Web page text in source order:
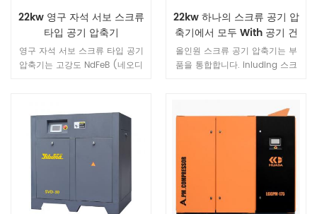
22kw 영구 자석 서보 스크류
타입 공기 압축기
영구 자석 서보 스크류 타입 공기
압축기는 고강도 NdFeB (네오디
형, 경량, 고효율, 우수한 특성 등
일련의 장점을 가지고 있습니다.
22kw 하나의 스크류 공기 압
축기에서 모두 With 공기 건
조기
올인원 스크류 공기 압축기는 부
품을 통합합니다. inluding 스크
압축기는 전체적으로 금속 파이프
라인 연결을 통해 스크류 기계, 공
기 저장 탱크, 냉동 식 건조기 및
정밀 필터를 통합하므로 사용자
사이트는 장비의 보조 파이프 라
인을 연결할 필요가 없습니다.설
치가 편리하고 사용이 간단하며
이동이 유연합니다.